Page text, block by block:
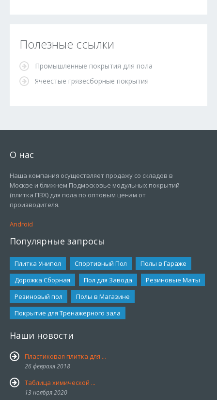
Полезные ссылки
Промышленные покрытия для пола
Ячеестые грязесборные покрытия
О нас
Наша компания осуществляет продажу со складов в
Москве и ближнем Подмосковье модульных покрытий
(плитка ПВХ) для пола по оптовым ценам от
производителя.
Android
Популярные запросы
Плитка Унипол Спортивный Пол
Полы в Гараже
Дорожка Сборная
Пол для Завода
Резиновые Маты
Резиновый пол
Полы в Магазине
Покрытие для Тренажерного зала
Наши новости
Пластиковая плитка для ...
26 февраля 2018
Таблица химической ...
13 ноября 2020